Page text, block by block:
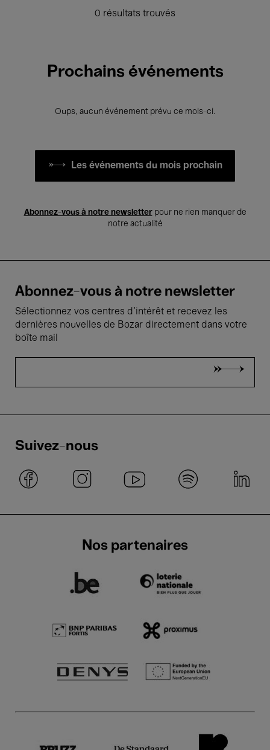
0 résultats trouvés
Prochains événements
Oups, aucun événement prévu ce mois-ci.
Les événements du mois prochain
Abonnez-vous à notre newsletterpour ne rien manquer de
notre actualité
Abonnez-vous à notre newsletter
Sélectionnez vos centres d'intérêt et recevez les
dernières nouvelles de Bozar directement dans votre
boîte mail
Suivez-nous
Nos partenaires